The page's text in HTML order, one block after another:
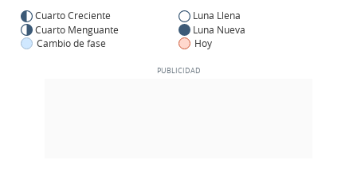
Cuarto Creciente
Luna Llena
Cuarto Menguante
Luna Nueva
Cambio de fase
Hoy